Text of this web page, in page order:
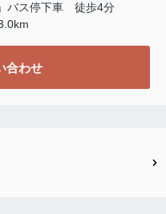
バス停下車 徒歩4分
合わせ